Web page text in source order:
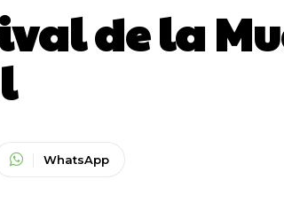
de la
WhatsApp